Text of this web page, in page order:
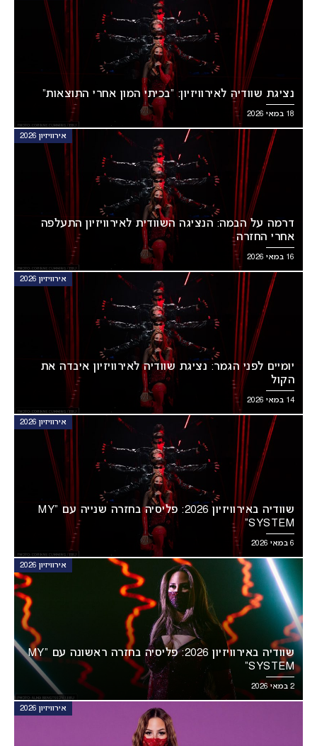
נציגת שוודיה לאירוויזיון: “בכיתי המון אחרי התוצאות”
18 במאי 2026
אירוויזיון 2026
דרמה על הבמה: הנציגה השוודית לאירוויזיון התעלפה
אחרי החזרה
16 במאי 2026
אירוויזיון 2026
יומיים לפני הגמר: נציגת שוודיה לאירוויזיון איבדה את
הקול
14 במאי 2026
אירוויזיון 2026
שוודיה באירוויזיון 2026: פליסיה בחזרה שנייה עם “MY
SYSTEM”
6 במאי 2026
אירוויזיון 2026
שוודיה באירוויזיון 2026: פליסיה בחזרה ראשונה עם “MY
SYSTEM”
2 במאי 2026
אירוויזיון 2026